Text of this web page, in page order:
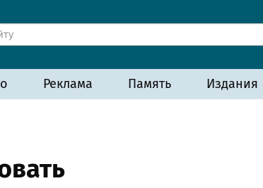
Реклама Память Издания